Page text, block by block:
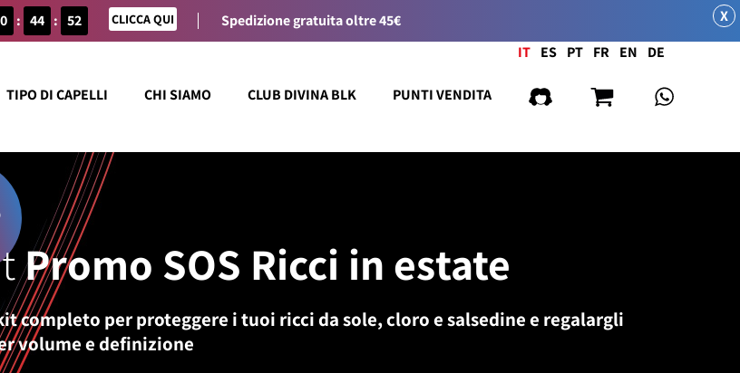
: 44 : 52 CLICCA QUI Spedizione gratuita oltre 45€ X
TIPO DI CAPELLI CHI SIAMO CLUB DIVINA BLK PUNTI VENDITA
IT ES PT FR EN DE
Promo SOS Ricci in estate
completo per proteggere i tuoi ricci da sole, cloro e salsedine e regalargli
volume e definizione